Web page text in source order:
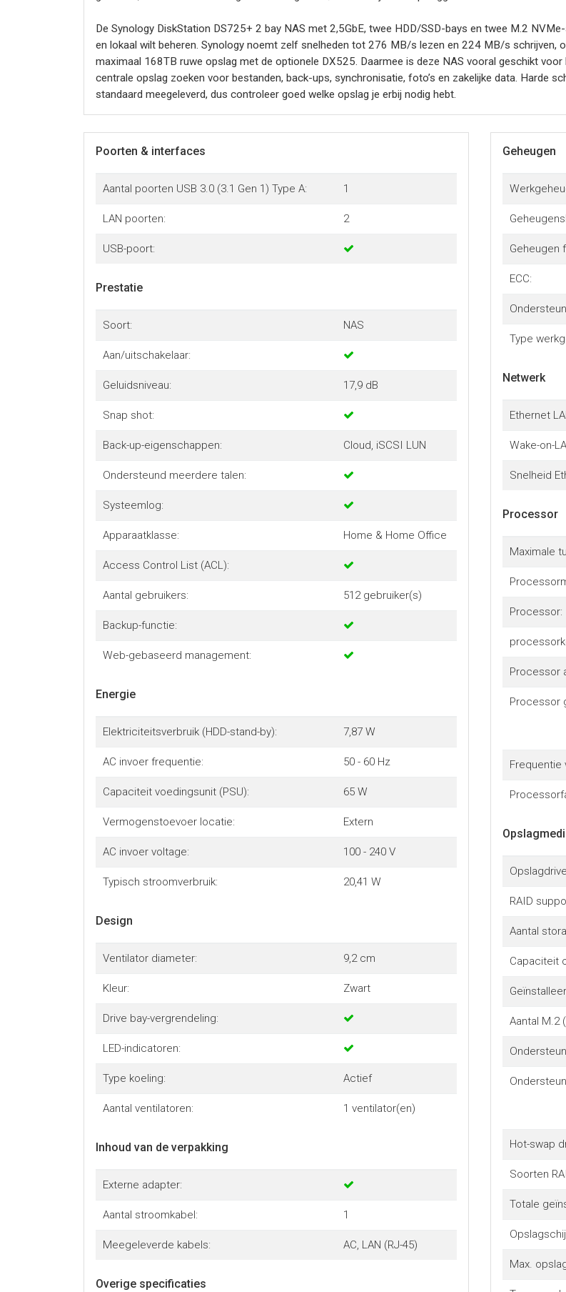
De Synology DiskStation DS725+ 2 bay NAS met 2,5GbE, twee HDD/SSD-bays en twee M.2
en lokaal wilt beheren. Synology noemt zelf snelheden tot 276 MB/s lezen en 224 MB/s schrijven,
maximaal 168TB ruwe opslag met de optionele DX525. Daarmee is deze NAS vooral geschikt
centrale opslag zoeken voor bestanden, back-ups, synchronisatie, foto’s en zakelijke data. Harde
standaard meegeleverd, dus controleer goed welke opslag je erbij nodig hebt.
Poorten & interfaces
Aantal poorten USB 3.0 (3.1 Gen 1) Type A: 1
LAN poorten: 2
USB-poort:
Prestatie
Soort: NAS
Aan/uitschakelaar:
Geluidsniveau: 17,9 dB
Snap shot:
Back-up-eigenschappen: Cloud, iSCSI LUN
Ondersteund meerdere talen:
Systeemlog:
Apparaatklasse: Home & Home Office
Access Control List (ACL):
Aantal gebruikers: 512 gebruiker(s)
Backup-functie:
Web-gebaseerd management:
Energie
Elektriciteitsverbruik (HDD-stand-by): 7,87 W
AC invoer frequentie: 50 - 60 Hz
Capaciteit voedingsunit (PSU): 65 W
Vermogenstoevoer locatie: Extern
AC invoer voltage: 100 - 240 V
Typisch stroomverbruik: 20,41 W
Design
Ventilator diameter: 9,2 cm
Kleur: Zwart
Drive bay-vergrendeling:
LED-indicatoren:
Type koeling: Actief
Aantal ventilatoren: 1 ventilator(en)
Inhoud van de verpakking
Externe adapter:
Aantal stroomkabel: 1
Meegeleverde kabels: AC, LAN (RJ-45)
Overige specificaties
Geheugen
Geheugen
ECC:
Type
Netwerk
Ethernet
Wake-on-
Snelheid
Processor
Maximale
Processor:
Processor
Processor
Frequentie
RAID
Aantal
Capaciteit
Aantal M.2
Hot-swap
Soorten
Totale
Max.